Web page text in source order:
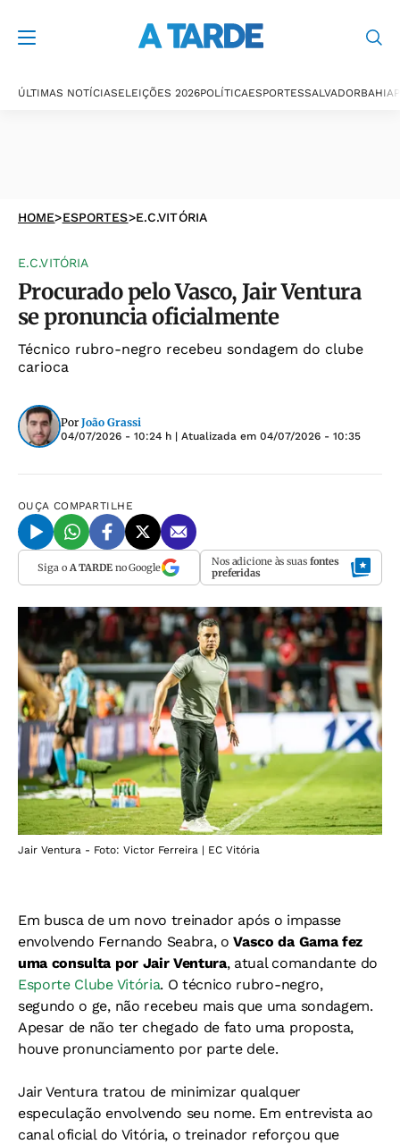
ÚLTIMAS NOTÍCIASELEIÇÕES 2026POLÍTICAESPORTESSALVADORBAHIA
HOME>ESPORTES>E.C.VITÓRIA
E.C.VITÓRIA
Procurado pelo Vasco, Jair Ventura
se pronuncia oficialmente
Técnico rubro-negro recebeu sondagem do clube
carioca
Por João Grassi
04/07/2026 - 10:24 h | Atualizada em 04/07/2026 - 10:35
OUÇA COMPARTILHE
Siga o A TARDEno Google Nos adicione às suas fontes
preferidas
Jair Ventura - Foto: Victor Ferreira | EC Vitória
Em busca de um novo treinador após o impasse
envolvendo Fernando Seabra, oVasco da Gama fez
uma consulta por Jair Ventura, atual comandante do
Esporte Clube Vitória. O técnico rubro-negro,
segundo o ge, não recebeu mais que uma sondagem.
Apesar de não ter chegado de fato uma proposta,
houve pronunciamento por parte dele.
Jair Ventura tratou de minimizar qualquer
especulação envolvendo seu nome. Em entrevista ao
canal oficial do Vitória, o treinador reforçou que